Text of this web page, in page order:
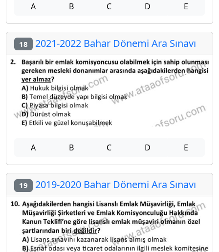
A B C D E
18 2021-2022 Bahar Dönemi Ara Sınavı
A B C D E
19 2019-2020 Bahar Dönemi Ara Sınavı